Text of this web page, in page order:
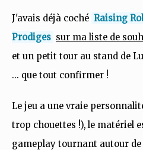
J'avais déjà coché Raising
Prodiges sur ma liste de
et un petit tour au stand de
... que tout confirmer !
Le jeu a une vraie
trop chouettes !), le matériel
gameplay tournant autour